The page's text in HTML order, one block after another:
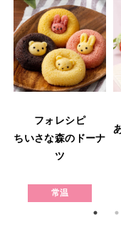
フォレシピ
ちいさな森のドーナ
ツ
常温